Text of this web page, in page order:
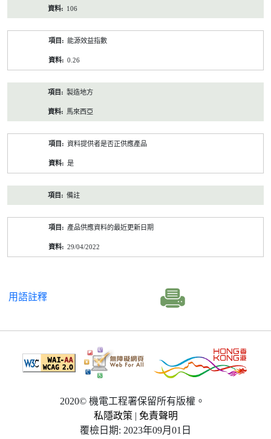
106
能源效益指數
0.26
製造地方
馬來西亞
資料提供者是否正供應產品
是
備註
產品供應資料的最近更新日期
29/04/2022
用語註釋
2020© 機電工程署保留所有版權。
私隱政策 | 免責聲明
覆檢日期: 2023年09月01日